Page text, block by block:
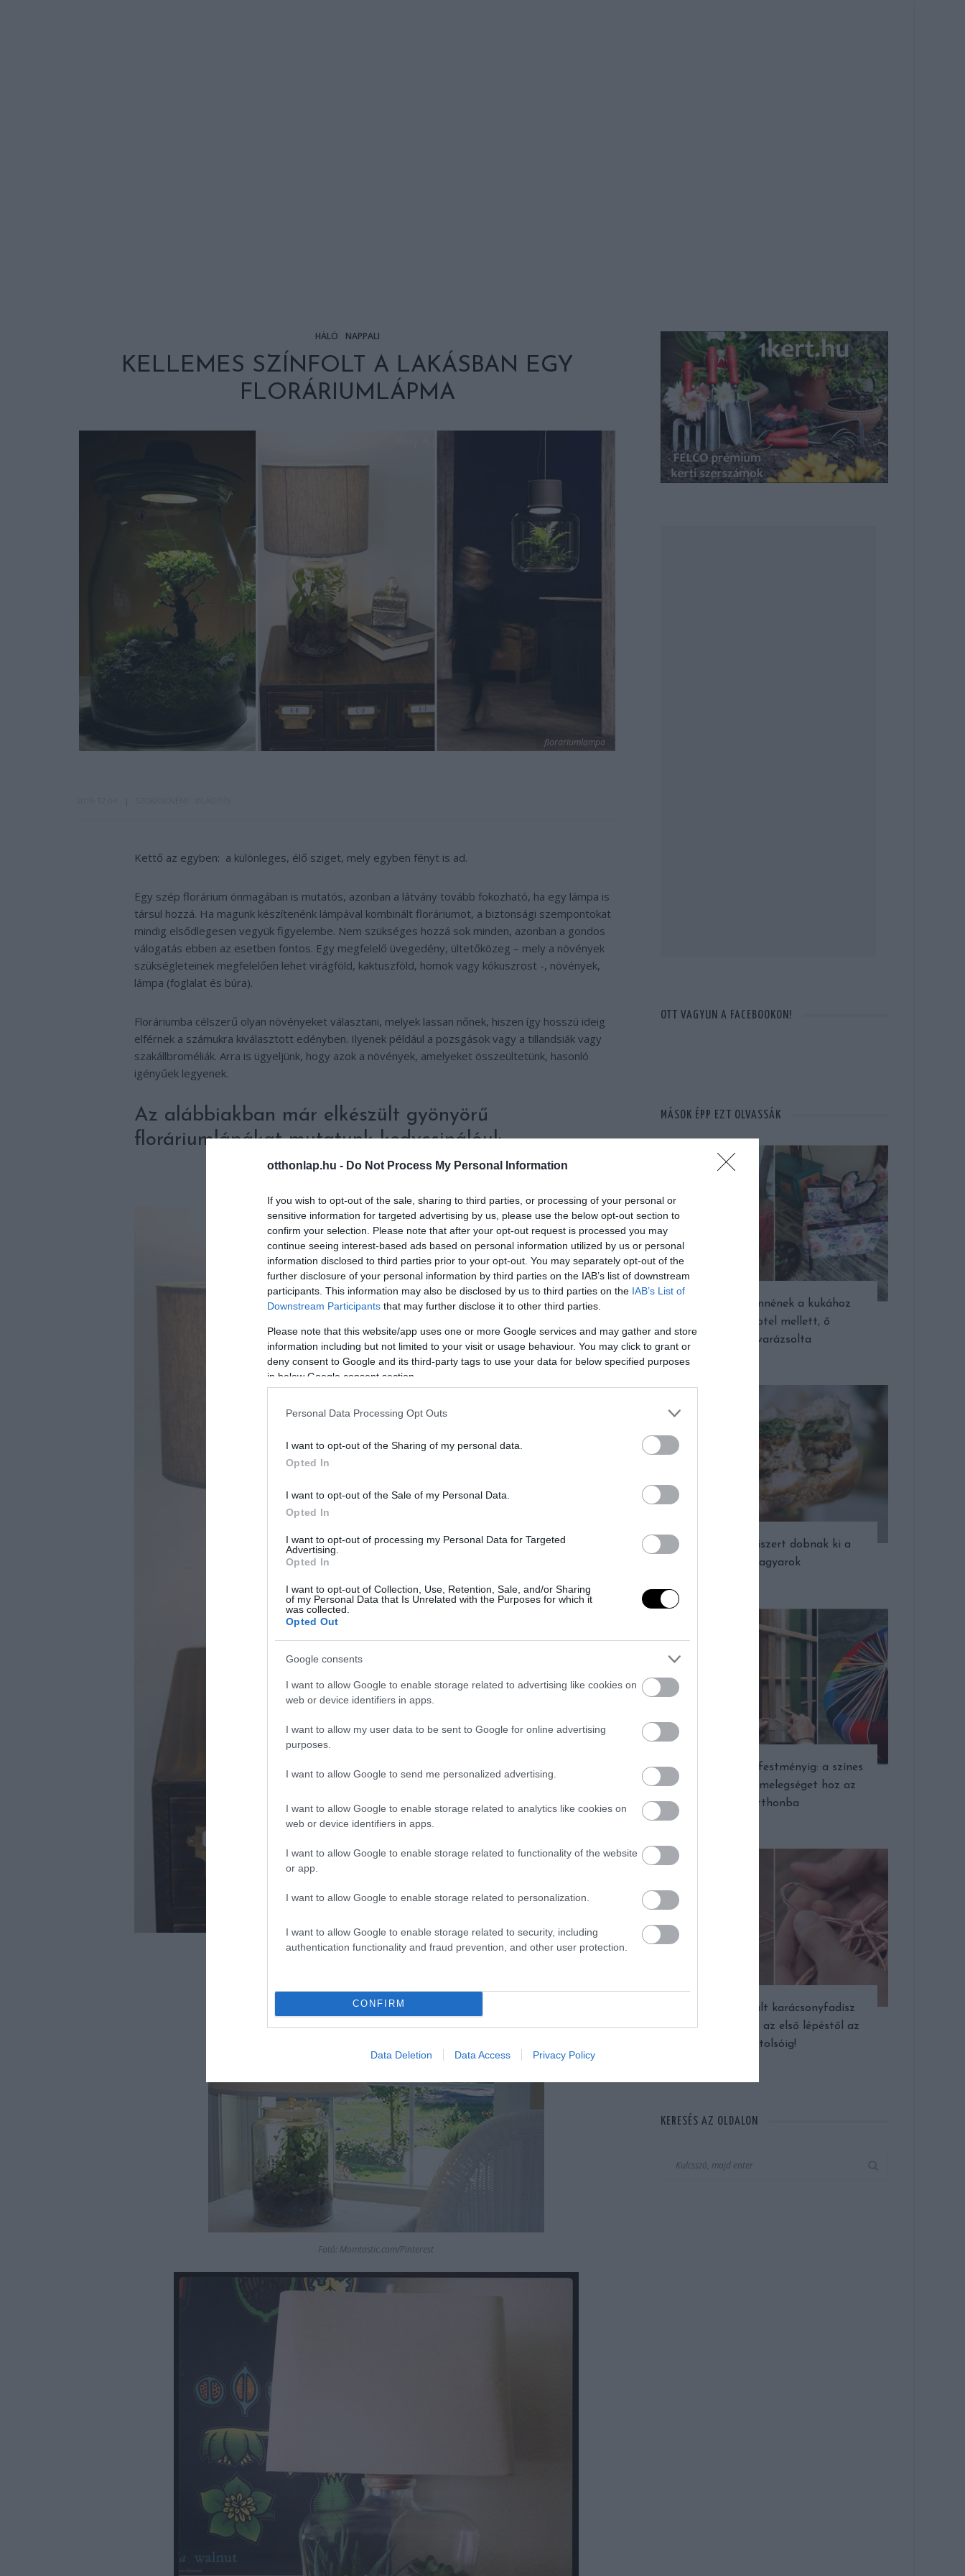
otthonlap.hu - Do Not Process My Personal Information
If you wish to opt-out of the sale, sharing to third parties, or processing of your personal or
sensitive information for targeted advertising by us, please use the below opt-out section to
confirm your selection. Please note that after your opt-out request is processed you may
continue seeing interest-based ads based on personal information utilized by us or personal
information disclosed to third parties prior to your opt-out. You may separately opt-out of the
further disclosure of your personal information by third parties on the IAB’s list of downstream
participants. This information may also be disclosed by us to third parties on the IAB’s List of
Downstream Participants that may further disclose it to other third parties.
Please note that this website/app uses one or more Google services and may gather and store
information including but not limited to your visit or usage behaviour. You may click to grant or
deny consent to Google and its third-party tags to use your data for below specified purposes
in below Google consent section.
Personal Data Processing Opt Outs
I want to opt-out of the Sharing of my personal data.
Opted In
I want to opt-out of the Sale of my Personal Data.
Opted In
I want to opt-out of processing my Personal Data for Targeted
Advertising.
Opted In
I want to opt-out of Collection, Use, Retention, Sale, and/or Sharing
of my Personal Data that Is Unrelated with the Purposes for which it
was collected.
Opted Out
Google consents
I want to allow Google to enable storage related to advertising like cookies on
web or device identifiers in apps.
I want to allow my user data to be sent to Google for online advertising
purposes.
I want to allow Google to send me personalized advertising.
I want to allow Google to enable storage related to analytics like cookies on
web or device identifiers in apps.
I want to allow Google to enable storage related to functionality of the website
or app.
I want to allow Google to enable storage related to personalization.
I want to allow Google to enable storage related to security, including
authentication functionality and fraud prevention, and other user protection.
CONFIRM
Data Deletion Data Access Privacy Policy
HÁLÓ NAPPALI
KELLEMES SZÍNFOLT A LAKÁSBAN EGY
FLORÁRIUMLÁPMA
florariumlampa
Kettő az egyben: a különleges, élő sziget, mely egyben fényt is ad.
Egy szép florárium önmagában is mutatós, azonban a látvány tovább fokozható, ha egy lámpa is
társul hozzá. Ha magunk készítenénk lámpával kombinált floráriumot, a biztonsági szempontokat
mindig elsődlegesen vegyük figyelembe. Nem szükséges hozzá sok minden, azonban a gondos
válogatás ebben az esetben fontos. Egy megfelelő üvegedény, ültetőközeg – mely a növények
szükségleteinek megfelelően lehet virágföld, kaktuszföld, homok vagy kókuszrost -, növények,
lámpa (foglalat és búra).
Floráriumba célszerű olyan növényeket választani, melyek lassan nőnek, hiszen így hosszú ideig
elférnek a számukra kiválasztott edényben. Ilyenek például a pozsgások vagy a tillandsiák vagy
szakállbroméliák. Arra is ügyeljünk, hogy azok a növények, amelyeket összeültetünk, hasonló
igényűek legyenek.
Az alábbiakban már elkészült gyönyörű
floráriumlápákat mutatunk kedvcsinálóul:
Fotó: notjustahousewife
Fotó: Momtastic.com/Pinterest
OTT VAGYUN A FACEBOOKON!
MÁSOK ÉPP EZT OLVASSÁK
Sokan elmennének a kukához
kitett fotel mellett, ő
újjávarázsolta
Ennyi élelmiszert dobnak ki a
magyarok
Az ülőkétől a festményig: a színes
gyapjúfonal melegséget hoz az
otthonba
Kézzel készült karácsonyfadísz
rézhuzalból – az első lépéstől az
utolsóig!
KERESÉS AZ OLDALON